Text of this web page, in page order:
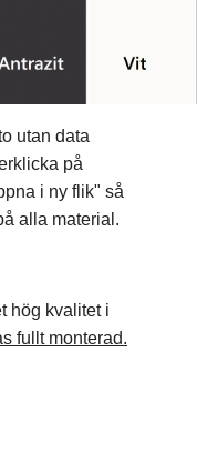
utan data
på
i ny flik" så
alla material.
hög kvalitet i
fullt monterad.